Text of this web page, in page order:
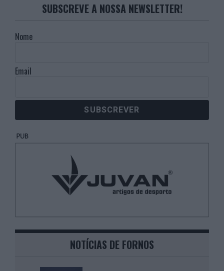
SUBSCREVE A NOSSA NEWSLETTER!
Nome
Email
NOTÍCIAS DE FORNOS